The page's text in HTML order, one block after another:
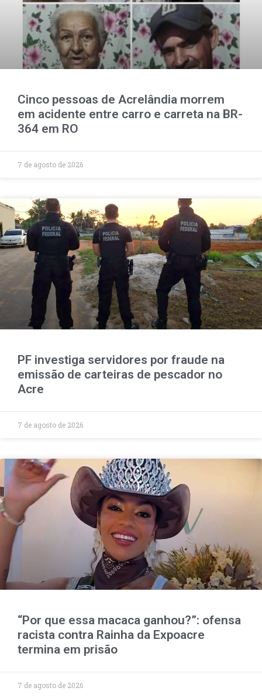
Cinco pessoas de Acrelândia morrem
em acidente entre carro e carreta na BR-
364 em RO
7 de agosto de 2026
PF investiga servidores por fraude na
emissão de carteiras de pescador no
Acre
7 de agosto de 2026
“Por que essa macaca ganhou?”: ofensa
racista contra Rainha da Expoacre
termina em prisão
7 de agosto de 2026